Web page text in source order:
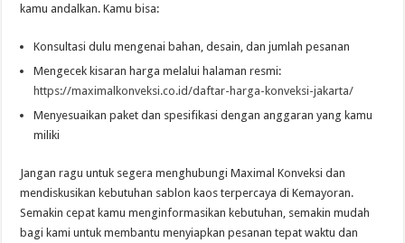
kamu andalkan. Kamu bisa:
Konsultasi dulu mengenai bahan, desain, dan jumlah pesanan
Mengecek kisaran harga melalui halaman resmi:
https://maximalkonveksi.co.id/daftar-harga-konveksi-jakarta/
Menyesuaikan paket dan spesifikasi dengan anggaran yang kamu
miliki
Jangan ragu untuk segera menghubungi Maximal Konveksi dan
mendiskusikan kebutuhan sablon kaos terpercaya di Kemayoran.
Semakin cepat kamu menginformasikan kebutuhan, semakin mudah
bagi kami untuk membantu menyiapkan pesanan tepat waktu dan